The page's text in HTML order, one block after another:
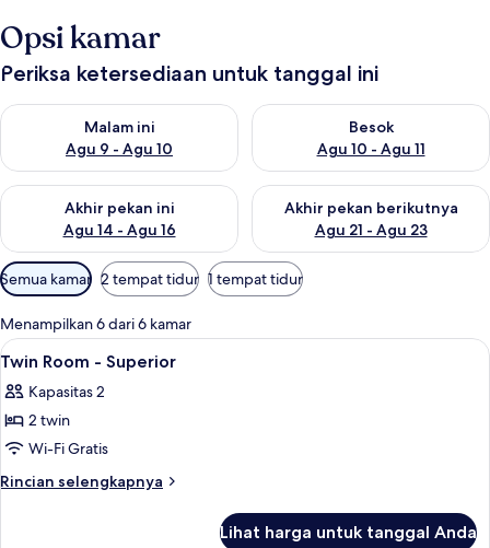
Opsi kamar
Periksa ketersediaan untuk tanggal ini
Malam ini
Agu 9 - Agu 10
Periksa ketersediaan untuk malam ini Agu 9 - Agu 10
Besok
Agu 10 - Agu 11
Periksa ketersediaan untuk
Akhir pekan ini
Agu 14 - Agu 16
Periksa ketersediaan untuk akhir pekan ini Agu 14 - Agu 16
Akhir pekan berikutnya
Agu 21 - Agu 23
Periksa ketersediaan untuk
Filter
tersedia
untuk
kamar
Semua kamar 2 tempat tidur 1 tempat tidur
Menampilkan 6 dari 6 kamar
Lihat
semua
foto
untuk
Twin
Room
Seprai premium, minibar, brankas,
5
Twin Room - Superior
Kapasitas 2
2 twin
Wi-Fi Gratis
Rincian selengkapnya
Rincian
Lihat harga untuk tanggal Anda